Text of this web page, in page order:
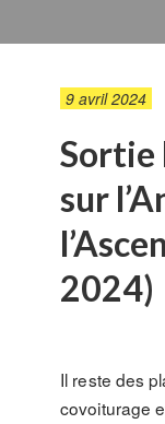
9 avril 2024
Sortie
sur
2024)
Il reste des
covoiturage